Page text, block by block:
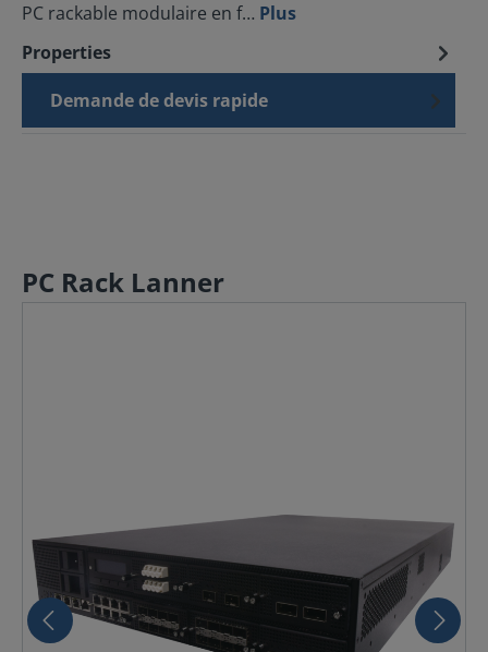
PC rackable modulaire en f… Plus
Properties
Demande de devis rapide
PC Rack Lanner